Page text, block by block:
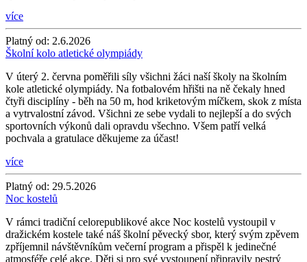
více
Platný od: 2.6.2026
Školní kolo atletické olympiády
V úterý 2. června poměřili síly všichni žáci naší školy na školním
kole atletické olympiády. Na fotbalovém hřišti na ně čekaly hned
čtyři disciplíny - běh na 50 m, hod kriketovým míčkem, skok z místa
a vytrvalostní závod. Všichni ze sebe vydali to nejlepší a do svých
sportovních výkonů dali opravdu všechno. Všem patří velká
pochvala a gratulace děkujeme za účast!
více
Platný od: 29.5.2026
Noc kostelů
V rámci tradiční celorepublikové akce Noc kostelů vystoupil v
dražickém kostele také náš školní pěvecký sbor, který svým zpěvem
zpříjemnil návštěvníkům večerní program a přispěl k jedinečné
atmosféře celé akce. Děti si pro své vystoupení připravily pestrý